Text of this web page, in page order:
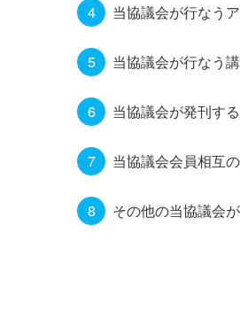
当協議会が行なう
当協議会が行なう
当協議会が発刊す
当協議会会員相互
その他の当協議会